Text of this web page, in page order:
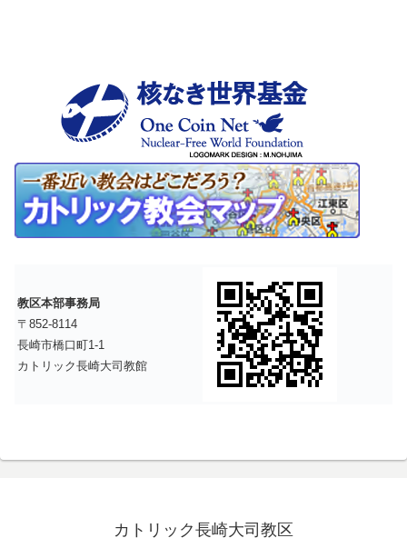
教区本部事務局
〒852-8114
長崎市橋口町1-1
カトリック長崎大司教館
カトリック長崎大司教区